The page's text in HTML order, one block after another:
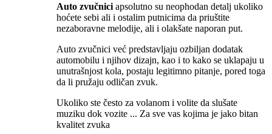
Auto zvučnici apsolutno su neophodan detalj ukoliko
hoćete sebi ali i ostalim putnicima da priuštite
nezaboravne melodije, ali i olakšate naporan put.
Auto zvučnici već predstavljaju ozbiljan dodatak
automobilu i njihov dizajn, kao i to kako se uklapaju u
unutrašnjost kola, postaju legitimno pitanje, pored toga
da li pružaju odličan zvuk.
Ukoliko ste često za volanom i volite da slušate
muziku dok vozite ... Za sve vas kojima je jako bitan
kvalitet zvuka